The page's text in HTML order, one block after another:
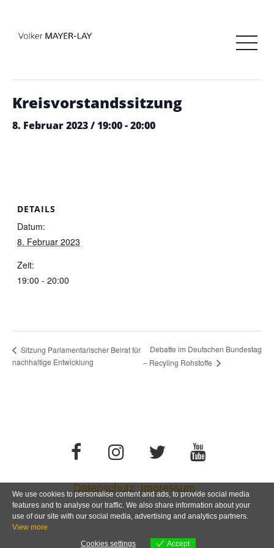
« Alle Veranstaltungen
Kreisvorstandssitzung
8. Februar 2023 / 19:00-20:00
DETAILS
Datum:
8. Februar 2023
Zeit:
19:00 - 20:00
Sitzung Parlamentarischer Beirat für
nachhaltige Entwicklung
Debatte im Deutschen Bundestag
– Recyling Rohstoffe
Datenschutz Impressum
We use cookies to personalise content and ads, to provide social media
features and to analyse our traffic. We also share information about your
use of our site with our social media, advertising and analytics partners.
View more
Cookies settings
Accept